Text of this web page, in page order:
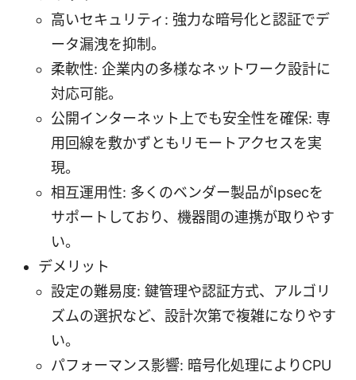
高いセキュリティ: 強力な暗号化と認証でデ
ータ漏洩を抑制。
柔軟性: 企業内の多様なネットワーク設計に
対応可能。
公開インターネット上でも安全性を確保: 専
用回線を敷かずともリモートアクセスを実
現。
相互運用性: 多くのベンダー製品がIpsecを
サポートしており、機器間の連携が取りやす
い。
デメリット
設定の難易度: 鍵管理や認証方式、アルゴリ
ズムの選択など、設計次第で複雑になりやす
い。
パフォーマンス影響: 暗号化処理によりCPU